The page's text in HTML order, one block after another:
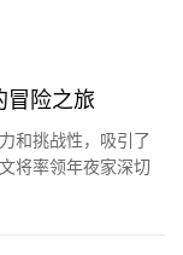
冒险之旅
和挑战性，吸引了
将率领年夜家深切
布满豪情的游戏世